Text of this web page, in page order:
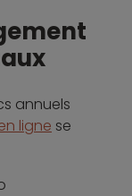
annuels
ligne se